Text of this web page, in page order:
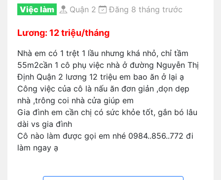
Việc làm Quận 2 Đăng 8 tháng trước
Lương: 12 triệu/tháng
Nhà em có 1 trệt 1 lầu nhưng khá nhỏ, chỉ tầm
55m2cần 1 cô phụ việc nhà ở đường Nguyễn Thị
Định Quận 2 lương 12 triệu em bao ăn ở lại ạ
Công việc của cô là nấu ăn đơn giản ,dọn dẹp
nhà ,trông coi nhà cửa giúp em
Gia đình em cần chị có sức khỏe tốt, gắn bó lâu
dài vs gia đình
Cô nào làm được gọi em nhé 0984..856..772 đi
làm ngay ạ